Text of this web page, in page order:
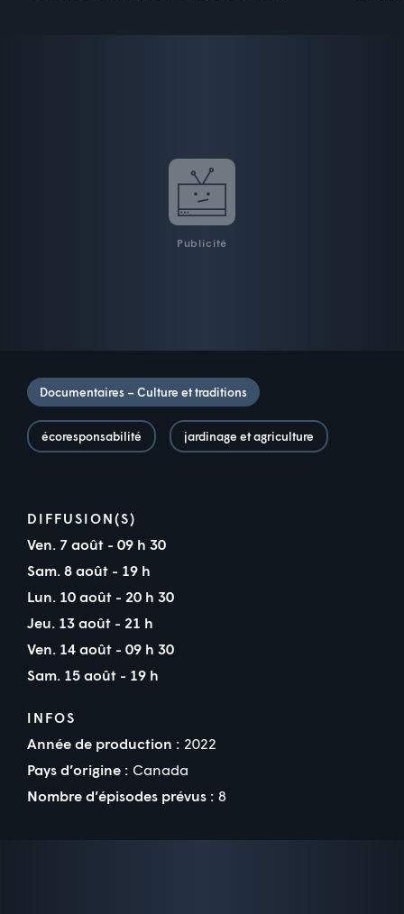
Publicité
Documentaires – Culture et traditions
écoresponsabilité jardinage et agriculture
DIFFUSION(S)
Ven. 7 août - 09 h 30
Sam. 8 août - 19 h
Lun. 10 août - 20 h 30
Jeu. 13 août - 21 h
Ven. 14 août - 09 h 30
Sam. 15 août - 19 h
INFOS
Année de production : 2022
Pays d’origine : Canada
Nombre d’épisodes prévus : 8